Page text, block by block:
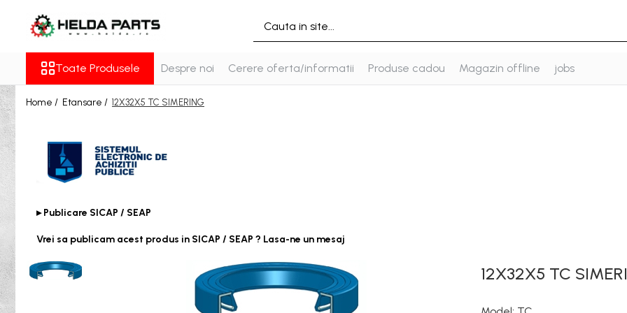
Rulmenti
Cu bile
Cu doua randuri de bile
Cu un rand de bile
Contact unghiular
Contact unghiular de precizie
Cu un rand de role
Cu role conice
Rulmenti axiali cu role butoi
Toate Produsele Despre noi Cerere oferta/informatii Produse cadou Magazin offline jobs
Home / Etansare / 12X32X5 TC SIMERING
▸ Publicare SICAP / SEAP
Vrei sa publicam acest produs in SICAP / SEAP ? Lasa-ne un mesaj
12X32X5 TC